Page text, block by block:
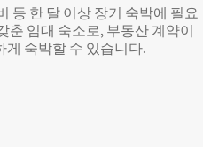
등 한 달 이상 장기 숙박에 필요
춘 임대 숙소로, 부동산 계약이
게 숙박할 수 있습니다.